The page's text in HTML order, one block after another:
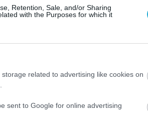
Retention, Sale, and/or Sharing
with the Purposes for which it
related to advertising like cookies on
sent to Google for online advertising
αναπτύσσεται στη χώρα.
ευρηματικότητα, το
Ελλάδα, αυτό το εστιατόριο
αγορά και τη σχέση που
The Mall Athens, δημιουργεί